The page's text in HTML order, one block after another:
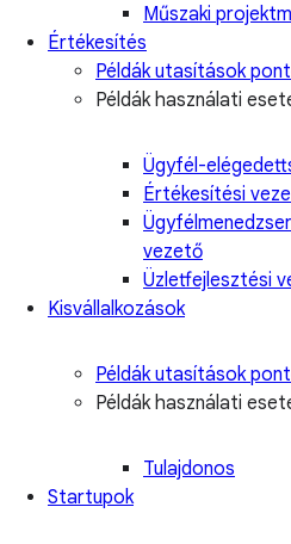
Műszaki
Értékesítés
Példák utasítások
Példák használati
Ügyfél-
Értékesítési
vezető
Üzletfejlesztési
Kisvállalkozások
Példák utasítások
Példák használati
Tulajdonos
Startupok